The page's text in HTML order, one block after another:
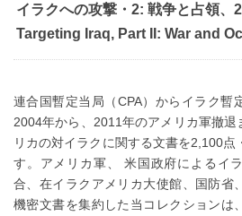
イラクへの攻撃・2: 戦争と占領、
Targeting Iraq, Part II: War and
連合国暫定当局（CPA）からイラク暫
2004年から、2011年のアメリカ軍撤退
リカの対イラクに関する文書を2,100点
す。アメリカ軍、 米国政府によるイ
合、在イラクアメリカ大使館、国防省
機密文書を集約した当コレクションは